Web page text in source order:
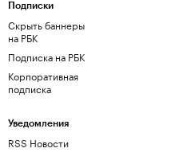
Подписки
Скрыть баннеры
на РБК
Подписка на РБК
Корпоративная
подписка
Уведомления
RSS Новости